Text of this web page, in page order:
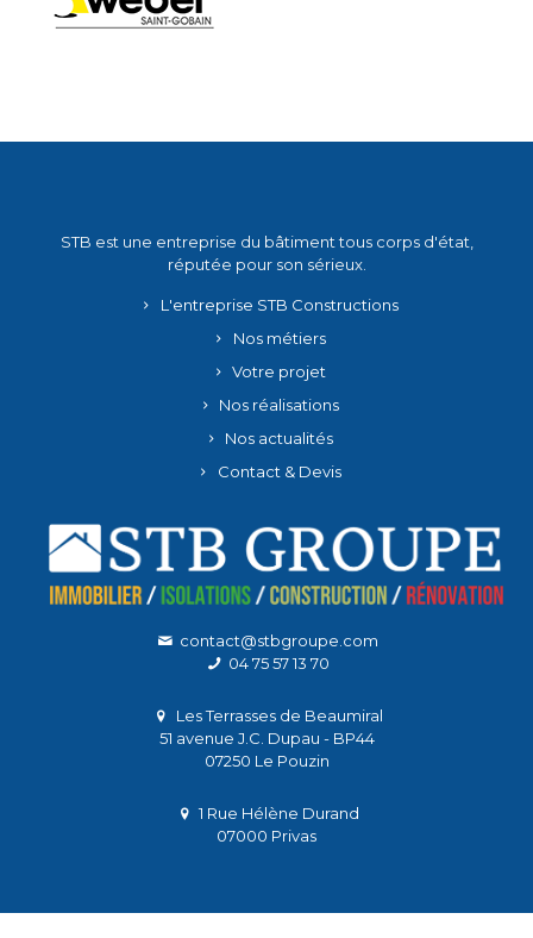
STB est une entreprise du bâtiment tous corps d'état,
réputée pour son sérieux.
L'entreprise STB Constructions
Nos métiers
Votre projet
Nos réalisations
Nos actualités
Contact & Devis
contact@stbgroupe.com
04 75 57 13 70
Les Terrasses de Beaumiral
51 avenue J.C. Dupau - BP44
07250 Le Pouzin
1 Rue Hélène Durand
07000 Privas